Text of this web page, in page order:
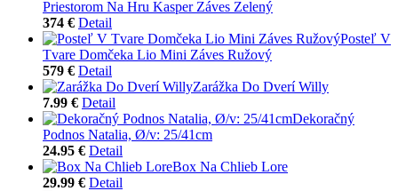
Priestorom Na Hru Kasper Záves Zelený
374 € Detail
Posteľ V
Tvare Domčeka Lio Mini Záves Ružový
579 € Detail
Zarážka Do Dverí Willy
7.99 € Detail
Dekoračný
Podnos Natalia, Ø/v: 25/41cm
24.95 € Detail
Box Na Chlieb Lore
29.99 € Detail